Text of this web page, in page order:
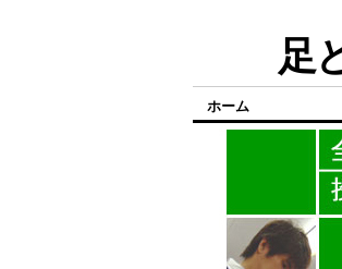
足
ホーム